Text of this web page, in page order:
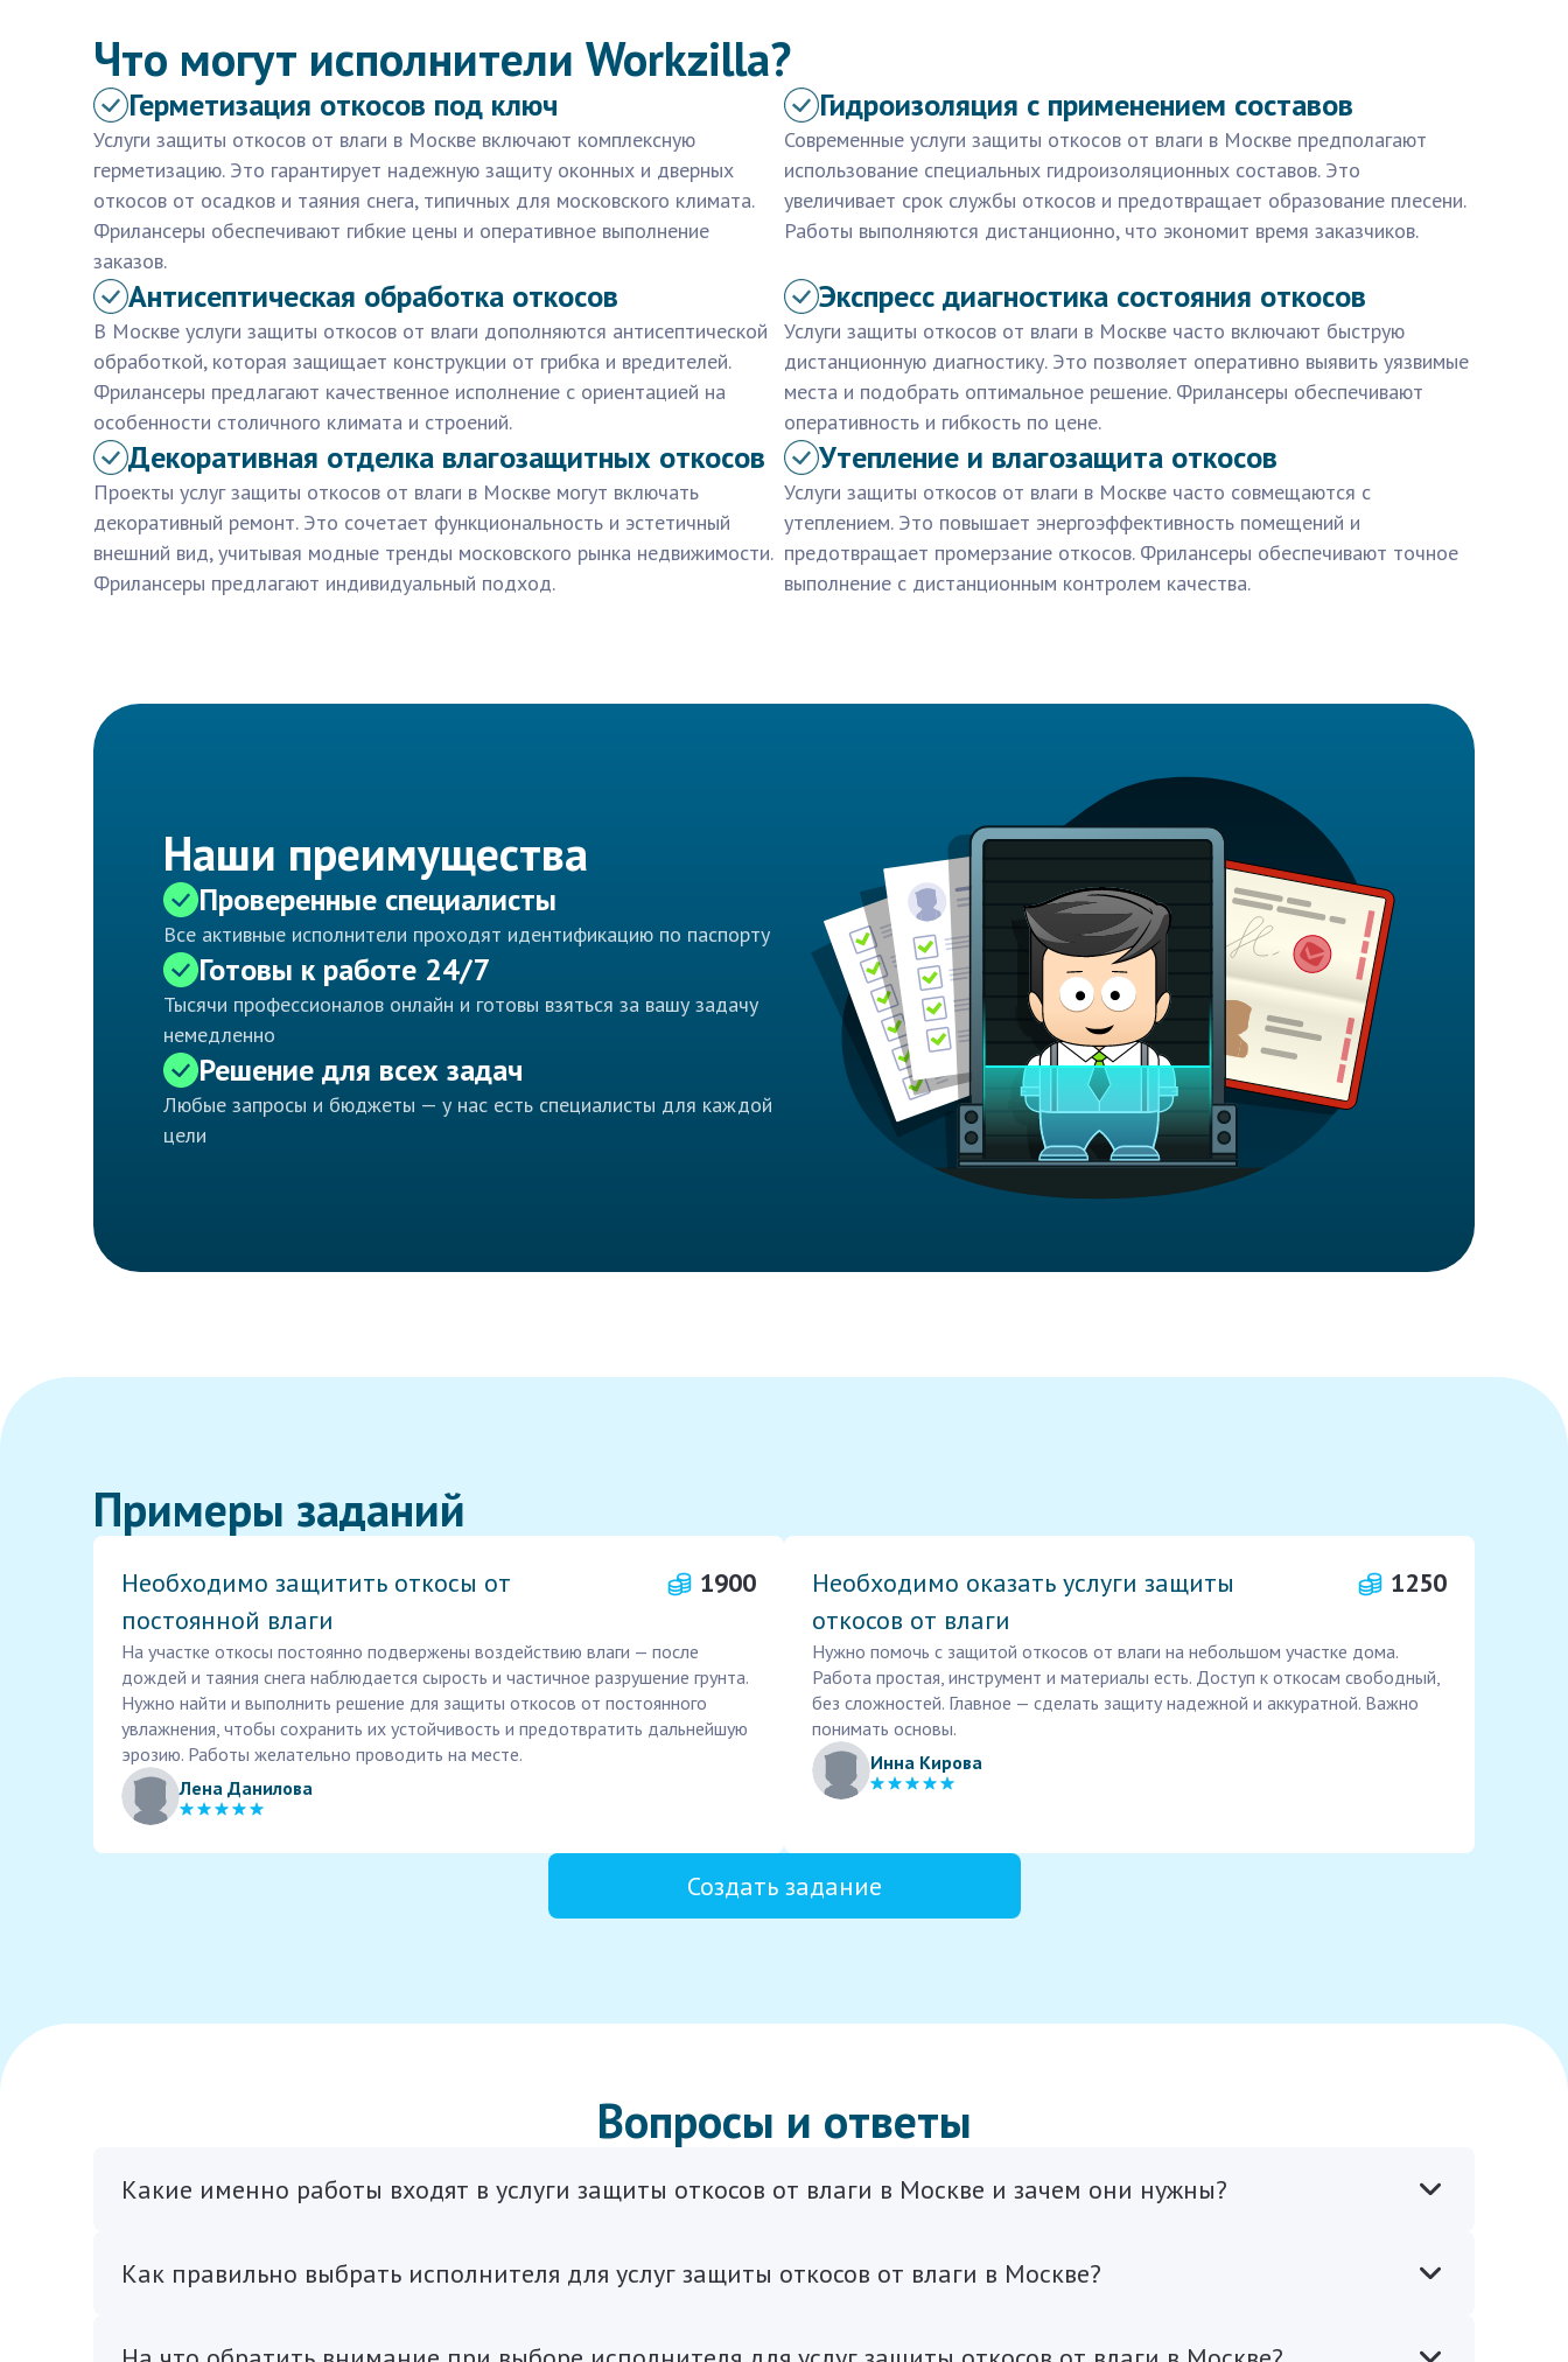
Что могут исполнители Workzilla?
Герметизация откосов под ключ
Услуги защиты откосов от влаги в Москве включают комплексную
герметизацию. Это гарантирует надежную защиту оконных и дверных
откосов от осадков и таяния снега, типичных для московского климата.
Фрилансеры обеспечивают гибкие цены и оперативное выполнение
заказов.
Гидроизоляция с применением составов
Современные услуги защиты откосов от влаги в Москве предполагают
использование специальных гидроизоляционных составов. Это
увеличивает срок службы откосов и предотвращает образование плесени.
Работы выполняются дистанционно, что экономит время заказчиков.
Антисептическая обработка откосов
В Москве услуги защиты откосов от влаги дополняются антисептической
обработкой, которая защищает конструкции от грибка и вредителей.
Фрилансеры предлагают качественное исполнение с ориентацией на
особенности столичного климата и строений.
Экспресс диагностика состояния откосов
Услуги защиты откосов от влаги в Москве часто включают быструю
дистанционную диагностику. Это позволяет оперативно выявить уязвимые
места и подобрать оптимальное решение. Фрилансеры обеспечивают
оперативность и гибкость по цене.
Декоративная отделка влагозащитных откосов
Проекты услуг защиты откосов от влаги в Москве могут включать
декоративный ремонт. Это сочетает функциональность и эстетичный
внешний вид, учитывая модные тренды московского рынка недвижимости.
Фрилансеры предлагают индивидуальный подход.
Утепление и влагозащита откосов
Услуги защиты откосов от влаги в Москве часто совмещаются с
утеплением. Это повышает энергоэффективность помещений и
предотвращает промерзание откосов. Фрилансеры обеспечивают точное
выполнение с дистанционным контролем качества.
Наши преимущества
Проверенные специалисты
Все активные исполнители проходят идентификацию по паспорту
Готовы к работе 24/7
Тысячи профессионалов онлайн и готовы взяться за вашу задачу
немедленно
Решение для всех задач
Любые запросы и бюджеты — у нас есть специалисты для каждой
цели
Примеры заданий
Необходимо защитить откосы от
постоянной влаги
1900
На участке откосы постоянно подвержены воздействию влаги — после
дождей и таяния снега наблюдается сырость и частичное разрушение грунта.
Нужно найти и выполнить решение для защиты откосов от постоянного
увлажнения, чтобы сохранить их устойчивость и предотвратить дальнейшую
эрозию. Работы желательно проводить на месте.
Лена Данилова
Необходимо оказать услуги защиты
откосов от влаги
1250
Нужно помочь с защитой откосов от влаги на небольшом участке дома.
Работа простая, инструмент и материалы есть. Доступ к откосам свободный,
без сложностей. Главное — сделать защиту надежной и аккуратной. Важно
понимать основы.
Инна Кирова
Создать задание
Вопросы и ответы
Какие именно работы входят в услуги защиты откосов от влаги в Москве и зачем они нужны?
Как правильно выбрать исполнителя для услуг защиты откосов от влаги в Москве?